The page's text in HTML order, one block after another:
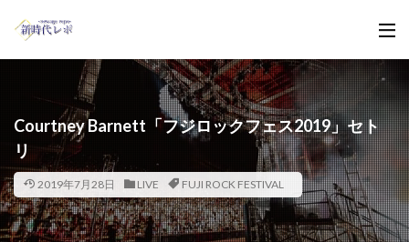
Courtney Barnett「フジロックフェス2019」セト
リ
2019年7月28日 LIVE FUJI ROCK FESTIVAL